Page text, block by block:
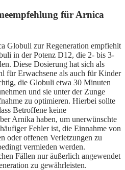
für Arnica
Globuli zur Regeneration empfiehlt
in der Potenz D12, die 2- bis 3-
Diese Dosierung hat sich als
für Erwachsene als auch für Kinder
die Globuli etwa 30 Minuten
und sie unter der Zunge
zu optimieren. Hierbei sollte
Betroffene keine
Arnika haben, um unerwünschte
Fehler ist, die Einnahme von
oder offenen Verletzungen zu
vermieden werden.
Fällen nur äußerlich angewendet
zu gewährleisten.